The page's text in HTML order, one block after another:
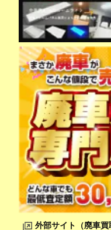
外部サイト（廃車買